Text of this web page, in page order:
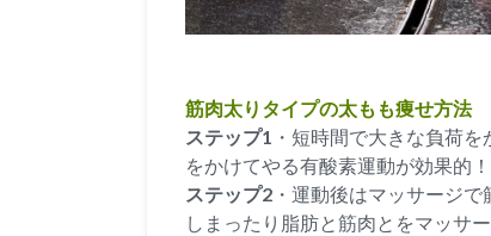
筋肉太りタイプの太もも痩せ方法
ステップ1 ・短時間で大きな負荷
をかけてやる有酸素運動が効果的
ステップ2 ・運動後はマッサージ
しまったり脂肪と筋肉とをマッサ